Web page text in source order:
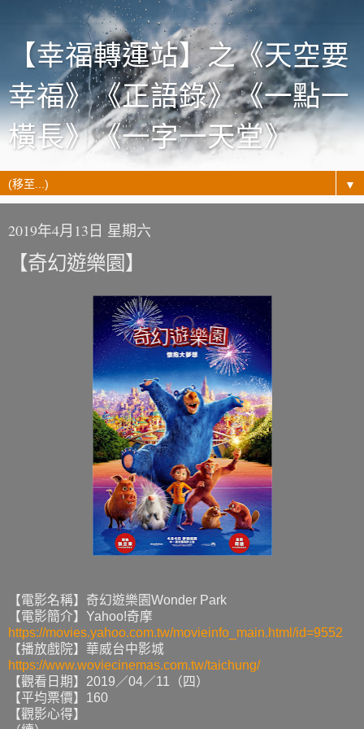
【幸福轉運站】之《天空要
幸福》《正語錄》《一點一
橫長》《一字一天堂》
▼
2019年4月13日 星期六
【奇幻遊樂園】
【電影名稱】奇幻遊樂園Wonder Park
【電影簡介】Yahoo!奇摩
https://movies.yahoo.com.tw/movieinfo_main.html/id=9552
【播放戲院】華威台中影城
https://www.woviecinemas.com.tw/taichung/
【觀看日期】2019／04／11（四）
【平均票價】160
【觀影心得】